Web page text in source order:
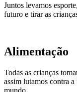
Juntos levamos
futuro e tirar as
Alimentação
Todas as crianças
assim lutamos contra